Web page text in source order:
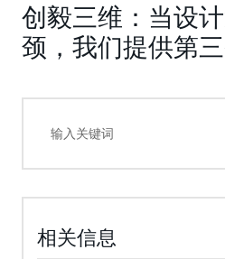
创毅三维：当设
颈，我们提供第
相关信息